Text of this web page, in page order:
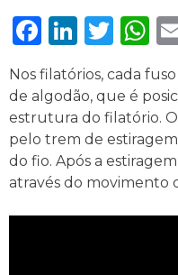
Nos filatórios, cada
de algodão, que é
estrutura do filatório.
pelo trem de
do fio. Após a
através do movimento